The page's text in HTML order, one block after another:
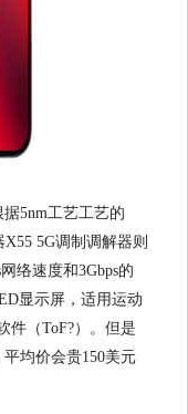
5nm工艺工艺的
5G调制调解器则
络速度和3Gbps的
显示屏，适用运动
件（ToF?）。但是
平均价会贵150美元